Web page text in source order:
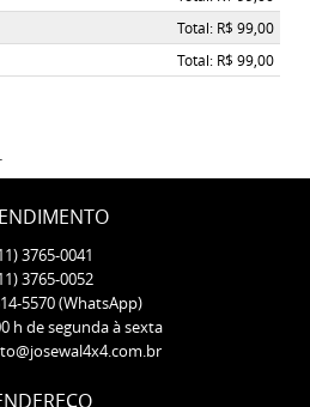
Total: R$ 99,00
Total: R$ 99,00
3765-0041
3765-0052
5570(WhatsApp)
h de segunda à sexta